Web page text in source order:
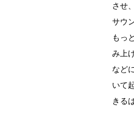
させ
サウ
もっ
み上
など
いて
きる